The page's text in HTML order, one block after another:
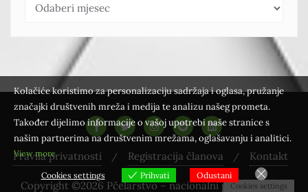
Pravila privatnosti Registracija članova Kontakt
Copyright ©2026 Pčelarstvo – nacionalni pčelarski web
Kolačiće koristimo za personalizaciju sadržaja i oglasa, pružanje
značajki društvenih mreža i medija te analizu našeg prometa.
Također dijelimo informacije o vašoj upotrebi naše stranice s
našim partnerima na društvenim mrežama, oglašavanju i analitici.
View more
Cookies settings Prihvati Odustani
Cookies settings